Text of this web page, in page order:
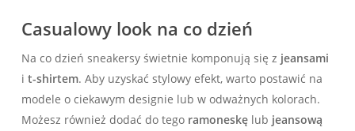
Casualowy look na co dzień
Na co dzień sneakersy świetnie komponują się z jeansami
i t-shirtem. Aby uzyskać stylowy efekt, warto postawić na
modele o ciekawym designie lub w odważnych kolorach.
Możesz również dodać do tego ramoneskęlub jeansową